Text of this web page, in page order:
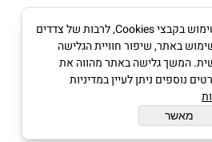
לידיעתך, באתרנו נעשה שימוש בקבצי Cookies, לרבות של צדדים
באתר, שיפור חוויית הגלישה
המשך גלישה באתר מהווה את
נוספים ניתן לעיין במדיניות
מאשר